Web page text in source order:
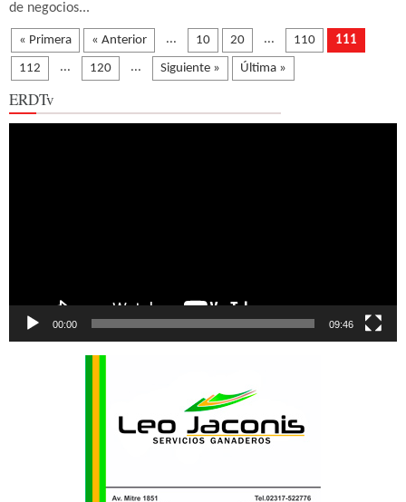
de negocios...
« Primera « Anterior ... 10 20 ... 110 111
112 ... 120 ... Siguiente » Última »
ERDTv
00:00 09:46